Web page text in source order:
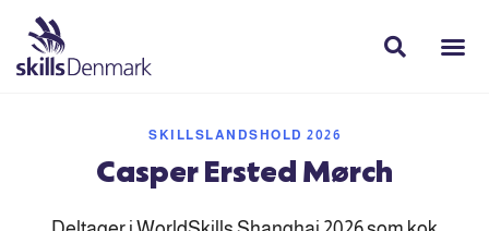
SKILLSLANDSHOLD 2026
Casper Ersted Mørch